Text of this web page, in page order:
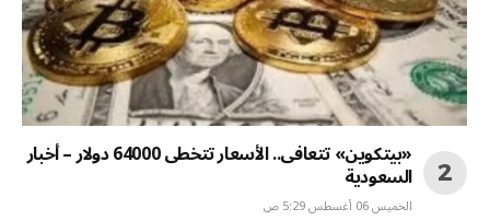
«بيتكوين» تتعافى.. الأسعار تتخطى 64000 دولار – أخبار
السعودية
الخميس 06 أغسطس 5:29 ص